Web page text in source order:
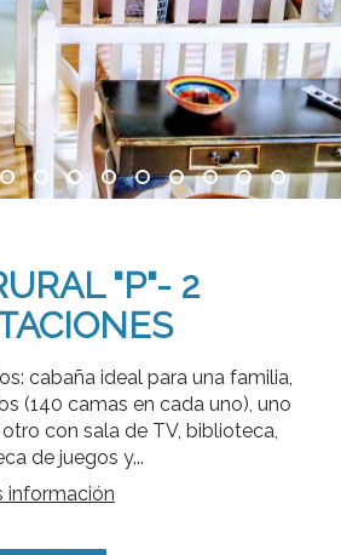
"P"- 2
cabaña ideal para una familia,
(140 camas en cada uno), uno
con sala de TV, biblioteca,
de juegos y...
información